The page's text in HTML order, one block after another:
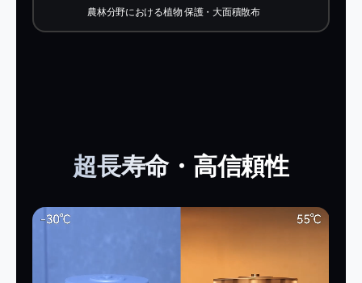
農林分野における植物 保護・大面積散布
超長寿命・高信頼性